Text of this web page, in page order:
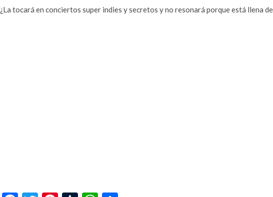
¿La tocará en conciertos super indies y secretos y no resonará porque está llena